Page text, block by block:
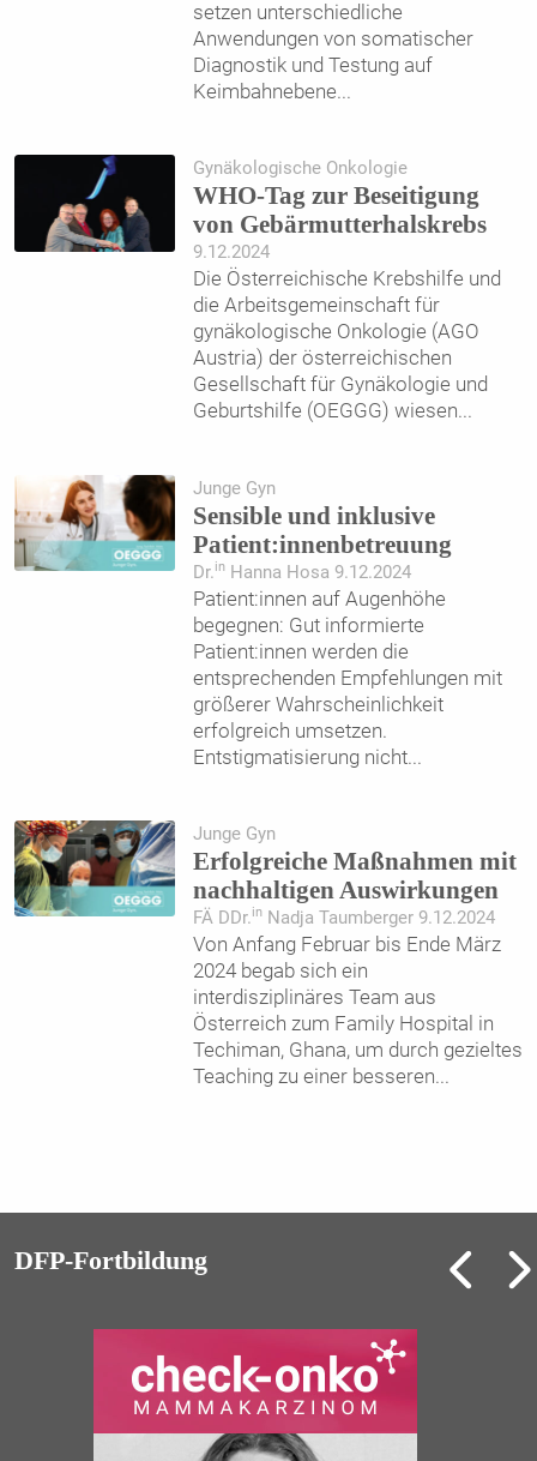
setzen unterschiedliche
Anwendungen von somatischer
Diagnostik und Testung auf
Keimbahnebene...
Gynäkologische Onkologie
WHO-Tag zur Beseitigung
von Gebärmutterhalskrebs
9.12.2024
Die Österreichische Krebshilfe und
die Arbeitsgemeinschaft für
gynäkologische Onkologie (AGO
Austria) der österreichischen
Gesellschaft für Gynäkologie und
Geburtshilfe (OEGGG) wiesen...
Junge Gyn
Sensible und inklusive
Patient:innenbetreuung
Dr.inHanna Hosa 9.12.2024
Patient:innen auf Augenhöhe
begegnen: Gut informierte
Patient:innen werden die
entsprechenden Empfehlungen mit
größerer Wahrscheinlichkeit
erfolgreich umsetzen.
Entstigmatisierung nicht...
Junge Gyn
Erfolgreiche Maßnahmen mit
nachhaltigen Auswirkungen
FÄ DDr.inNadja Taumberger 9.12.2024
Von Anfang Februar bis Ende März
2024 begab sich ein
interdisziplinäres Team aus
Österreich zum Family Hospital in
Techiman, Ghana, um durch gezieltes
Teaching zu einer besseren...
DFP-Fortbildung